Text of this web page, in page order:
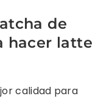
de
hacer latte
calidad para